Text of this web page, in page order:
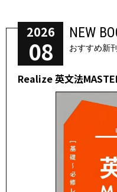
2026
08
NEW
おすすめ新
Realize 英文法